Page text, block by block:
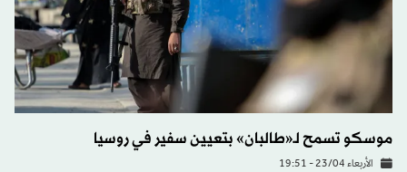
موسكو تسمح لـ«طالبان» بتعيين سفير في روسيا
الأربعاء 23/04 - 19:51